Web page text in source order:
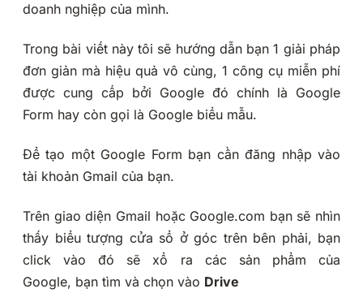
doanh nghiệp của mình.
Trong bài viết này tôi sẽ hướng dẫn bạn 1 giải pháp
đơn giản mà hiệu quả vô cùng, 1 công cụ miễn phí
được cung cấp bởi Google đó chính là Google
Form hay còn gọi là Google biểu mẫu.
Để tạo một Google Form bạn cần đăng nhập vào
tài khoản Gmail của bạn.
Trên giao diện Gmail hoặc Google.com bạn sẽ nhìn
thấy biểu tượng cửa sổ ở góc trên bên phải, bạn
click vào đó sẽ xổ ra các sản phẩm của
Google, bạn tìm và chọn vào Drive